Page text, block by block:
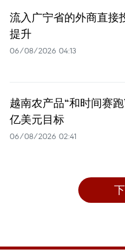
流入广宁省的外商直接
提升
06/08/2026 04:13
越南农产品“和时间赛
亿美元目标
06/08/2026 02:41